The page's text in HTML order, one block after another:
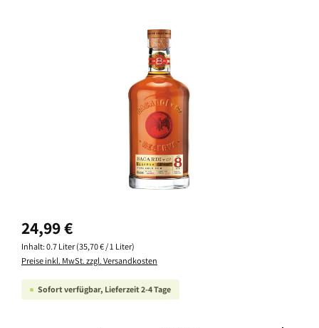
Bildergalerie überspringen
Regulärer Preis:
24,99 €
Inhalt:0.7 Liter(35,70 € / 1 Liter)
Preise inkl. MwSt. zzgl. Versandkosten
Sofort verfügbar, Lieferzeit 2-4 Tage